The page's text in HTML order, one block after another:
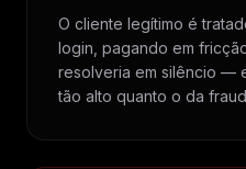
O cliente legítimo é
login, pagando em
resolveria em silêncio —
tão alto quanto o da